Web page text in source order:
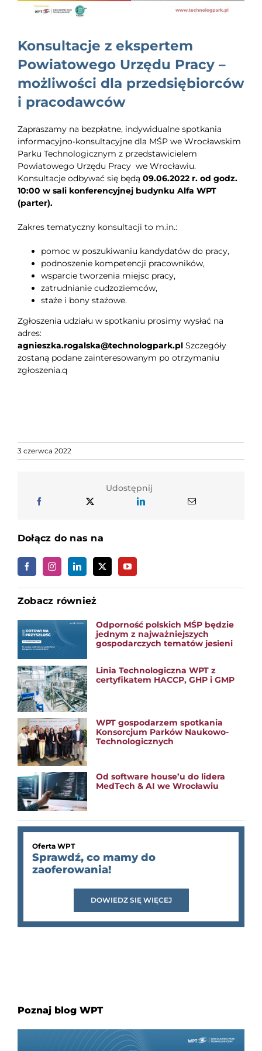
EDUKACJA
BLOG
KONTAKT
Konsultacje z ekspertem
Powiatowego Urzędu Pracy –
możliwości dla przedsiębiorców
i pracodawców
Zapraszamy na bezpłatne, indywidualne spotkania
informacyjno-konsultacyjne dla MŚP we Wrocławskim
Parku Technologicznym z przedstawicielem
Powiatowego Urzędu Pracy we Wrocławiu.
Konsultacje odbywać się będą 09.06.2022 r. od godz.
10:00 w sali konferencyjnej budynku Alfa WPT
(parter).
Zakres tematyczny konsultacji to m.in.:
pomoc w poszukiwaniu kandydatów do pracy,
podnoszenie kompetencji pracowników,
wsparcie tworzenia miejsc pracy,
zatrudnianie cudzoziemców,
staże i bony stażowe.
Zgłoszenia udziału w spotkaniu prosimy wysłać na
adres:
agnieszka.rogalska@technologpark.pl Szczegóły
zostaną podane zainteresowanym po otrzymaniu
zgłoszenia.q
3 czerwca 2022
Udostępnij
Dołącz do nas na
Zobacz również
Odporność polskich MŚP będzie
jednym z najważniejszych
gospodarczych tematów jesieni
Linia Technologiczna WPT z
certyfikatem HACCP, GHP i GMP
WPT gospodarzem spotkania
Konsorcjum Parków Naukowo-
Technologicznych
Od software house’u do lidera
MedTech & AI we Wrocławiu
Oferta WPT
Sprawdź, co mamy do
zaoferowania!
DOWIEDZ SIĘ WIĘCEJ
Poznaj blog WPT